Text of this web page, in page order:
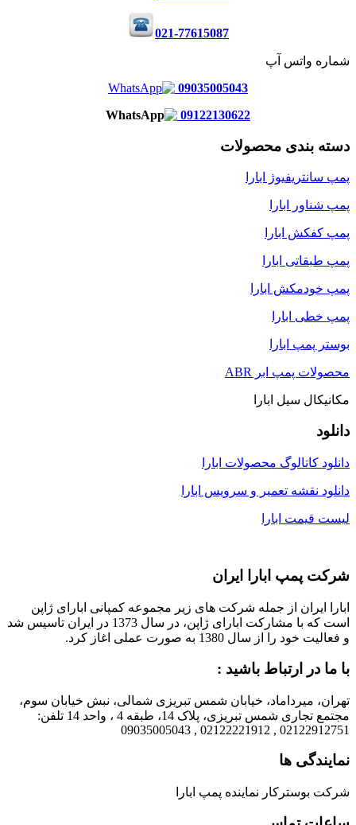
021-77615087
شماره واتس آپ
09035005043
09122130622
دسته بندی محصولات
پمپ سانتریفیوژ ابارا
پمپ شناور ابارا
پمپ کفکش ابارا
پمپ طبقاتی ابارا
پمپ خودمکش ابارا
پمپ خطی ابارا
بوستر پمپ ابارا
محصولات پمپ ابر ABR
مکانیکال سیل ابارا
دانلود
دانلود کاتالوگ محصولات ابارا
دانلود نقشه تعمیر و سرویس ابارا
لیست قیمت ابارا
شرکت پمپ ابارا ایران
ابارا ایران از جمله شرکت های زیر مجموعه کمپانی ابارای ژاپن
است که با مشارکت ابارای ژاپن، در سال 1373 در ایران تاسیس شد
و فعالیت خود را از سال 1380 به صورت عملی اغاز کرد.
با ما در ارتباط باشید :
تهران، میرداماد، خیابان شمس تبریزی شمالی، نبش خیابان سوم،
مجتمع تجاری شمس تبریزی، پلاک 14، طبقه 4 ، واحد 14 تلفن:
02122912751 , 02122221912 , 09035005043
نمایندگی ها
شرکت بوسترکار نماینده پمپ ابارا